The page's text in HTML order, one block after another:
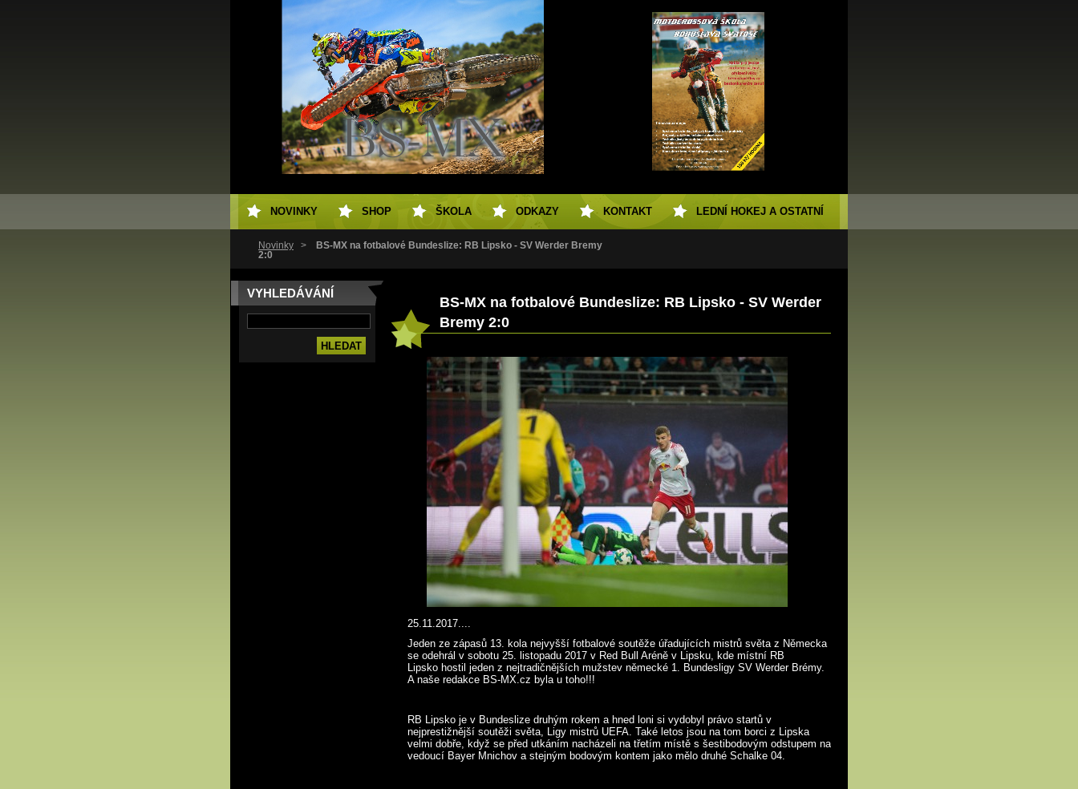
Novinky >
BS-MX na fotbalové Bundeslize: RB Lipsko - SV Werder Bremy
2:0
VYHLEDÁVÁNÍ
BS-MX na fotbalové Bundeslize: RB Lipsko - SV Werder
Bremy 2:0
25.11.2017....
Jeden ze zápasů 13. kola nejvyšší fotbalové soutěže úřadujících mistrů světa z Německa
se odehrál v sobotu 25. listopadu 2017 v Red Bull Aréně v Lipsku, kde místní RB
Lipsko hostil jeden z nejtradičnějších mužstev německé 1. Bundesligy SV Werder Brémy.
A naše redakce BS-MX.cz byla u toho!!!
RB Lipsko je v Bundeslize druhým rokem a hned loni si vydobyl právo startů v
nejprestižnější soutěži světa, Ligy mistrů UEFA. Také letos jsou na tom borci z Lipska
velmi dobře, když se před utkáním nacházeli na třetím místě s šestibodovým odstupem na
vedoucí Bayer Mnichov a stejným bodovým kontem jako mělo druhé Schalke 04.
NOVINKY SHOP ŠKOLA ODKAZY KONTAKT LEDNÍ HOKEJ A OSTATNÍ